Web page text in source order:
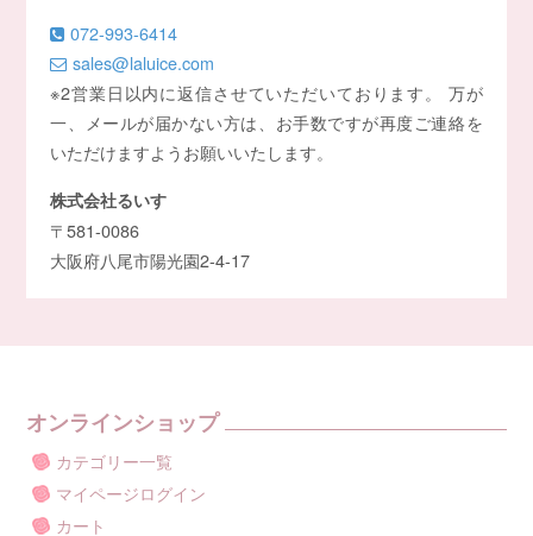
072-993-6414
sales@laluice.com
※2営業日以内に返信させていただいております。 万が
一、メールが届かない方は、お手数ですが再度ご連絡を
いただけますようお願いいたします。
株式会社るいす
〒581-0086
大阪府八尾市陽光園2-4-17
オンラインショップ
カテゴリー一覧
マイページログイン
カート